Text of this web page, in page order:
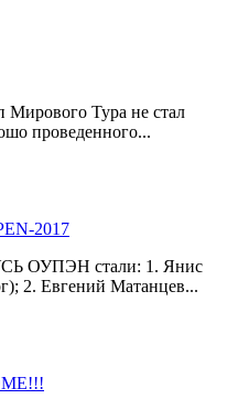
Тура не стал
проведенного...
2017
ОУПЭН стали: 1. Янис
2. Евгений Матанцев...